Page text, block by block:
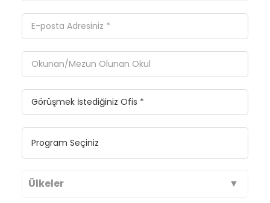
Ülkeler